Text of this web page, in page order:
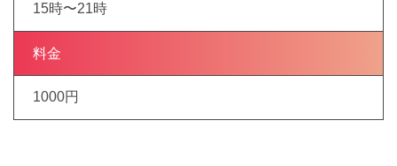
15時〜21時
料金
1000円